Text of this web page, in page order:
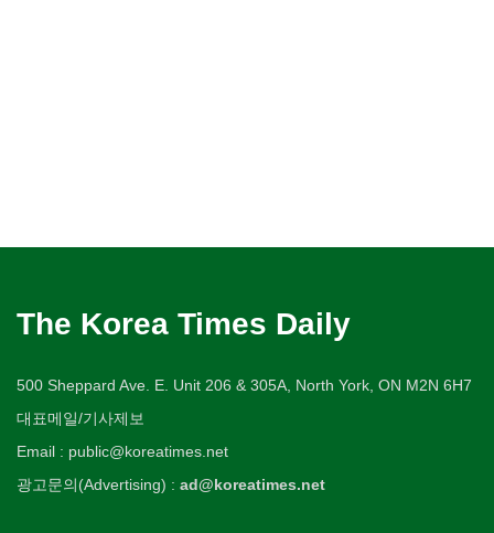
The Korea Times Daily
500 Sheppard Ave. E. Unit 206 & 305A, North York, ON M2N 6H7
대표메일/기사제보
Email : public@koreatimes.net
광고문의(Advertising) : ad@koreatimes.net